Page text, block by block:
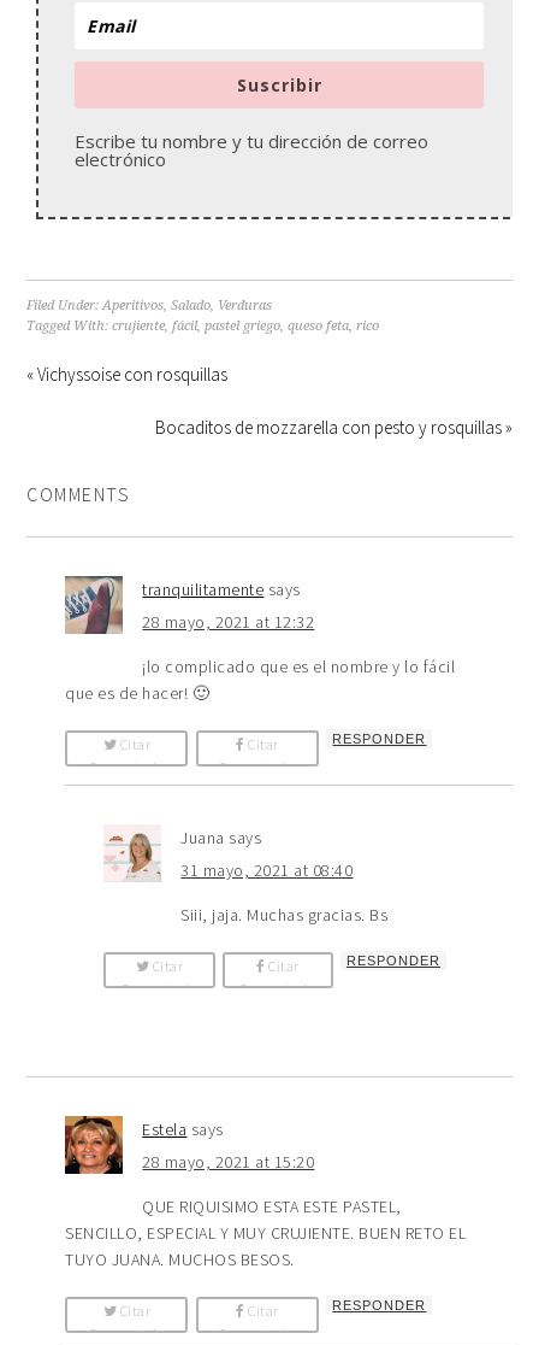
Suscribir
Escribe tu nombre y tu dirección de correo
electrónico
Filed Under:Aperitivos,Salado, Verduras
Tagged With:crujiente,fácil,pastel griego,queso feta,rico
« Vichyssoise con rosquillas
Bocaditos de mozzarella con pesto y rosquillas »
COMMENTS
tranquilitamente says
28 mayo, 2021 at 12:32
¡lo complicado que es el nombre y lo fácil
que es de hacer! 🙂
Citar
Comentario
Citar
Comentario
RESPONDER
Juana says
31 mayo, 2021 at 08:40
Siii, jaja. Muchas gracias. Bs
Citar
Comentario
Citar
Comentario
RESPONDER
Estela says
28 mayo, 2021 at 15:20
QUE RIQUISIMO ESTA ESTE PASTEL,
SENCILLO, ESPECIAL Y MUY CRUJIENTE. BUEN RETO EL
TUYO JUANA. MUCHOS BESOS.
Citar
Comentario
Citar
Comentario
RESPONDER